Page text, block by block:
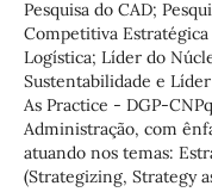
Pesquisa do CAD;
Competitiva
Logística; Líder do
Sustentabilidade e
As Practice - DGP-
Administração, com
atuando nos temas:
(Strategizing, Strategy